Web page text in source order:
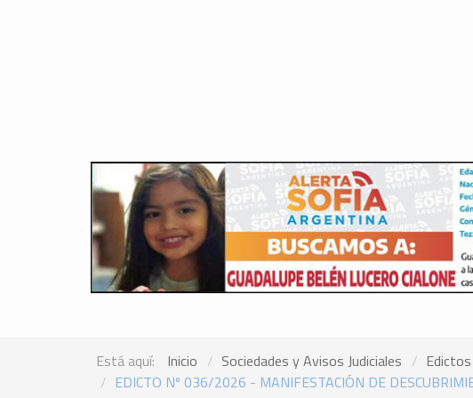
Está aquí: Inicio Sociedades y Avisos Judiciales
Edictos
EDICTO Nº 036/2026 - MANIFESTACIÓN DE